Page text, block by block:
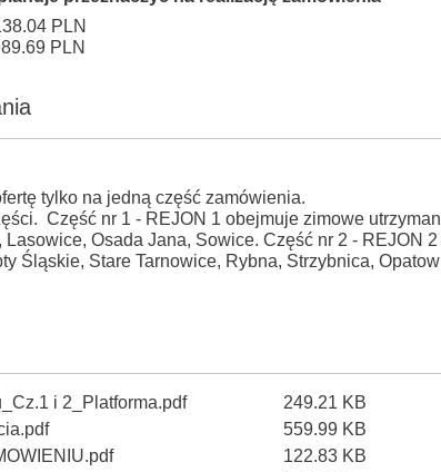
PLN
PLN
tylko na jedną część zamówienia.
Część nr 1 - REJON 1 obejmuje zimowe
Osada Jana, Sowice. Część nr 2 - REJON
Śląskie, Stare Tarnowice, Rybna, Strzybnica,
i 2_Platforma.pdf 249.21 KB
559.99 KB
122.83 KB